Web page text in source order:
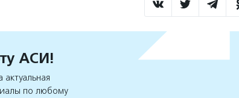
АСИ!
по любому